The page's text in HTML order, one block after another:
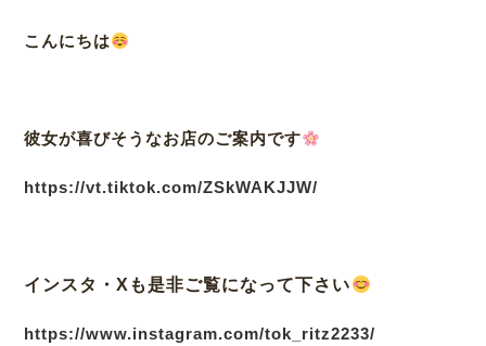
こんにちは
彼女が喜びそうなお店のご案内です
https://vt.tiktok.com/ZSkWAKJJW/
インスタ・Xも是非ご覧になって下さい
https://www.instagram.com/tok_ritz2233/